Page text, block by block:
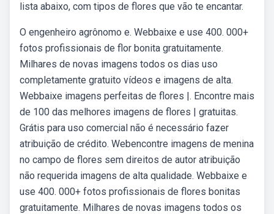
lista abaixo, com tipos de flores que vão te encantar.
O engenheiro agrônomo e. Webbaixe e use 400. 000+
fotos profissionais de flor bonita gratuitamente.
Milhares de novas imagens todos os dias uso
completamente gratuito vídeos e imagens de alta.
Webbaixe imagens perfeitas de flores |. Encontre mais
de 100 das melhores imagens de flores | gratuitas.
Grátis para uso comercial não é necessário fazer
atribuição de crédito. Webencontre imagens de menina
no campo de flores sem direitos de autor atribuição
não requerida imagens de alta qualidade. Webbaixe e
use 400. 000+ fotos profissionais de flores bonitas
gratuitamente. Milhares de novas imagens todos os